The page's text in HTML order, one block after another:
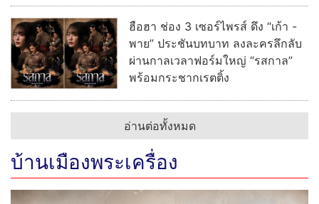
ฮือฮา ช่อง 3 เซอร์ไพรส์ ดึง “เก้า -
พาย” ประชันบทบาท ลงละครลึกลับ
ผ่านกาลเวลาฟอร์มใหญ่ “รสกาล”
พร้อมกระชากเรตติ้ง
อ่านต่อทั้งหมด
บ้านเมืองพระเครื่อง